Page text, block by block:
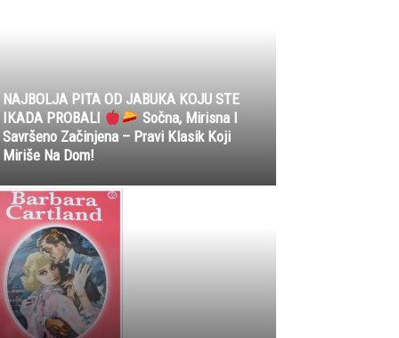
NAJBOLJA PITA OD JABUKA KOJU STE
IKADA PROBALI
Sočna, Mirisna I
Savršeno Začinjena – Pravi Klasik Koji
Miriše Na Dom!